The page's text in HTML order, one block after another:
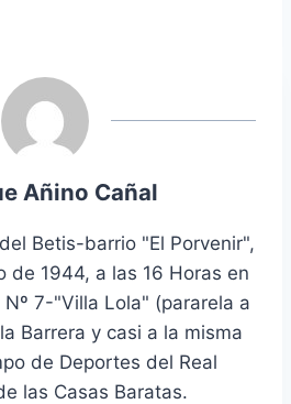
Añino Cañal
Betis-barrio "El Porvenir",
de 1944, a las 16 Horas en
Nº 7-"Villa Lola" (pararela a
Barrera y casi a la misma
de Deportes del Real
las Casas Baratas.